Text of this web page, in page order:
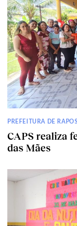
PREFEITURA DE
CAPS realiza
das Mães